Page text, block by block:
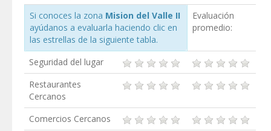
Si conoces la zona Mision del Valle II
ayúdanos a evaluarla haciendo clic en
las estrellas de la siguiente tabla.
Evaluación
promedio:
Seguridad del lugar
Restaurantes
Cercanos
Comercios Cercanos